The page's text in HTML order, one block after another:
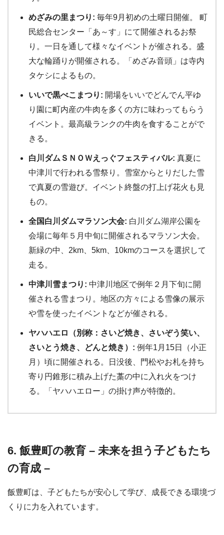
めざみの里まつり: 毎年9月初めの土曜日開催。 町
民総合センター「あ～す」にて開催されるお祭
り。一日を通して様々なイベントが催される。盛
大な輪踊りが開催される。「めざみ音頭」は寺内
タケシによるもの。
いいで黒べこまつり: 開場をいいでどんでん平ゆ
り園に町内産の牛肉を多くの方に味わってもらう
イベント。最高級ランクの牛肉を食することがで
きる。
白川ダムＳＮＯＷえっぐフェスティバル: 真夏に
中津川で行われる雪祭り。雪室からとりだした雪
で真夏の雪遊び。イベント終盤の打上げ花火も見
もの。
全国白川ダムマラソン大会: 白川ダム湖岸公園を
会場に毎年５月中旬に開催されるマラソン大会。
新緑の中、2km、5km、10kmのコースを選択して
走る。
中津川雪まつり: 中津川地区で例年２月下旬に開
催される雪まつり。地区の方々による雪像の展示
や雪を使ったイベントなどが催される。
ヤハハエロ（別称：さいど焼き、さいぞう笑い、
さいとう焼き、どんと焼き）: 例年1月15日（小正
月）頃に開催される。日没後、門松やお札を持ち
寄り円錐形に積み上げた藁の中に入れ火をつけ
る。「ヤハハエロー」の掛け声が特徴的。
6. 飯豊町の教育 – 未来を担う子どもたち
の育成 –
飯豊町は、子どもたちが安心して学び、成長できる環境づ
くりに力を入れています。